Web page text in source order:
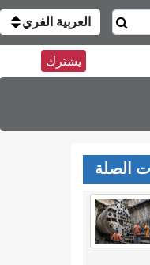
العربية الفري
يشترك
الصلة